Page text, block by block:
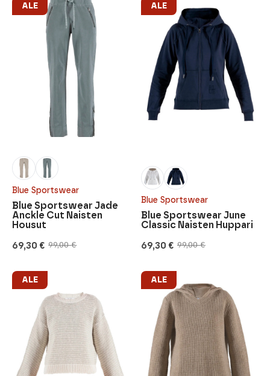
Blue Sportswear
99,00€
Alkuperäinen
99,00 €.
69,30 €
Nykyinen
69,30 €.
ALE
Blue Sportswear Jade
Anckle Cut Naisten
Housut
Blue Sportswear
99,00€
Alkuperäinen
99,00 €.
69,30 €
Nykyinen
69,30 €.
ALE
Blue Sportswear June
Classic Naisten Huppari
ALE ALE